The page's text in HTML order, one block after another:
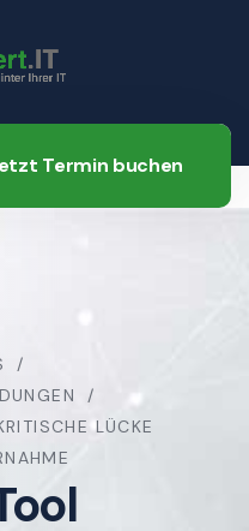
Termin buchen
LÜCKE